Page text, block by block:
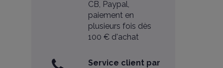
CB, Paypal,
paiement en
plusieurs fois dès
100 € d'achat
Service client par